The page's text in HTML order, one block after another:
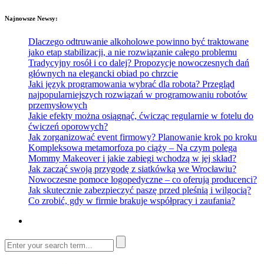
Najnowsze Newsy:
Dlaczego odtruwanie alkoholowe powinno być traktowane
jako etap stabilizacji, a nie rozwiązanie całego problemu
Tradycyjny rosół i co dalej? Propozycje nowoczesnych dań
głównych na elegancki obiad po chrzcie
Jaki język programowania wybrać dla robota? Przegląd
najpopularniejszych rozwiązań w programowaniu robotów
przemysłowych
Jakie efekty można osiągnąć, ćwicząc regularnie w fotelu do
ćwiczeń oporowych?
Jak zorganizować event firmowy? Planowanie krok po kroku
Kompleksowa metamorfoza po ciąży – Na czym polega
Mommy Makeover i jakie zabiegi wchodzą w jej skład?
Jak zacząć swoją przygodę z siatkówką we Wrocławiu?
Nowoczesne pomoce logopedyczne – co oferują producenci?
Jak skutecznie zabezpieczyć paszę przed pleśnią i wilgocią?
Co zrobić, gdy w firmie brakuje współpracy i zaufania?